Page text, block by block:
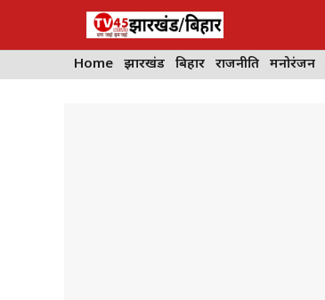
content
Home झारखंड बिहार राजनीति मनोरंजन